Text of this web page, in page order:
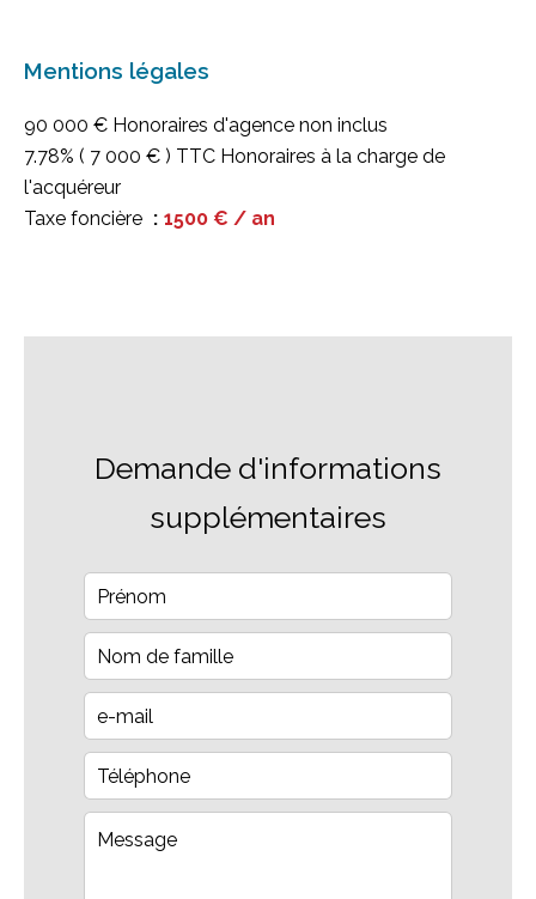
Mentions légales
90 000 € Honoraires d'agence non inclus
7.78% ( 7 000 € ) TTC Honoraires à la charge de
l'acquéreur
Taxe foncière
1500 € / an
Demande d'informations
supplémentaires